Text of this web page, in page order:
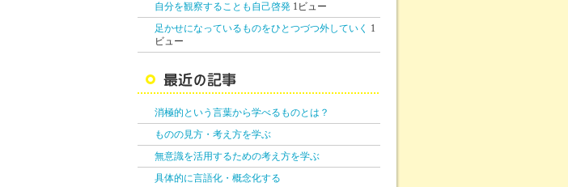
自分を観察することも自己啓発 1ビュー
足かせになっているものをひとつづつ外していく 1
ビュー
消極的という言葉から学べるものとは？
ものの見方・考え方を学ぶ
無意識を活用するための考え方を学ぶ
具体的に言語化・概念化する